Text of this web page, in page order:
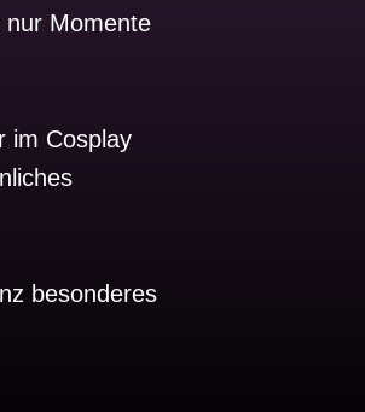
nur Momente
im Cosplay
besonderes